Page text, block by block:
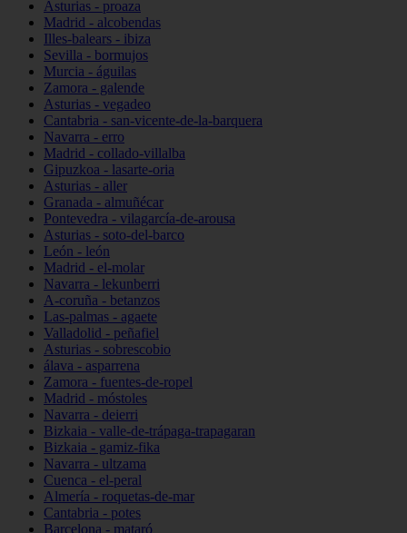
Asturias - proaza
Madrid - alcobendas
Illes-balears - ibiza
Sevilla - bormujos
Murcia - águilas
Zamora - galende
Asturias - vegadeo
Cantabria - san-vicente-de-la-barquera
Navarra - erro
Madrid - collado-villalba
Gipuzkoa - lasarte-oria
Asturias - aller
Granada - almuñécar
Pontevedra - vilagarcía-de-arousa
Asturias - soto-del-barco
León - león
Madrid - el-molar
Navarra - lekunberri
A-coruña - betanzos
Las-palmas - agaete
Valladolid - peñafiel
Asturias - sobrescobio
álava - asparrena
Zamora - fuentes-de-ropel
Madrid - móstoles
Navarra - deierri
Bizkaia - valle-de-trápaga-trapagaran
Bizkaia - gamiz-fika
Navarra - ultzama
Cuenca - el-peral
Almería - roquetas-de-mar
Cantabria - potes
Barcelona - mataró